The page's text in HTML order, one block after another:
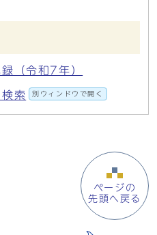
（令和7年）
索 別ウィンドウで開く
ページの
先頭へ戻る